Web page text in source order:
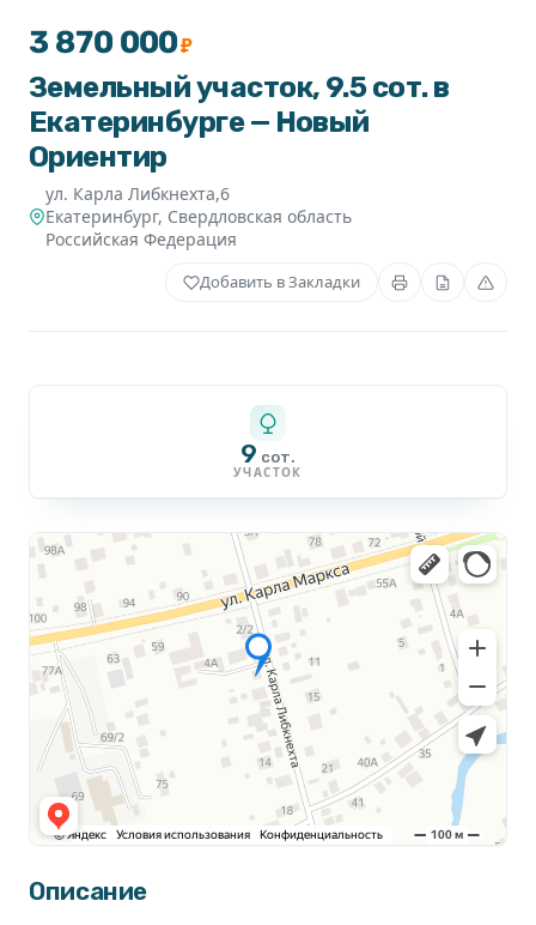
Земельный участок, 9.5 сот. в
Екатеринбурге — Новый
Ориентир
ул. Карла Либкнехта,6
Екатеринбург, Свердловская область
Российская Федерация
3 870 000₽
Добавить в Закладки
9 сот.
УЧАСТОК
Описание